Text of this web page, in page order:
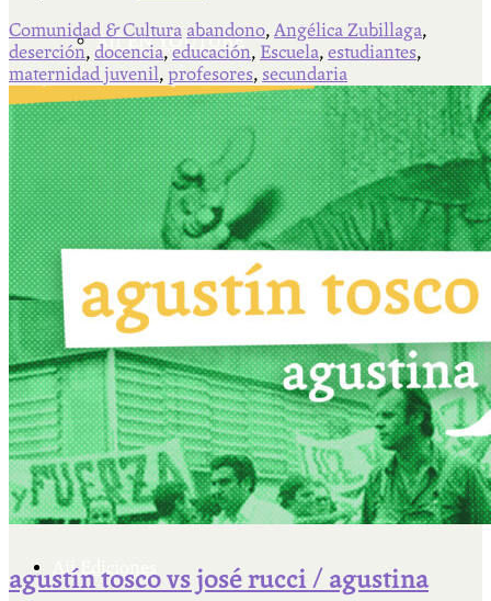
AJÍ EN YOUTUBE
Universidad Experimental 2022-2025
Feria del Libro Venado Tuerto 2022-2025
Facultad Libre Venado Tuerto 1990-1994
Cátedra Bailable 2018
Más
Ají Ediciones
Comunidad & Cultura abandono, Angélica Zubillaga,
deserción, docencia, educación, Escuela, estudiantes,
maternidad juvenil, profesores, secundaria
agustín tosco vs josé rucci / agustina